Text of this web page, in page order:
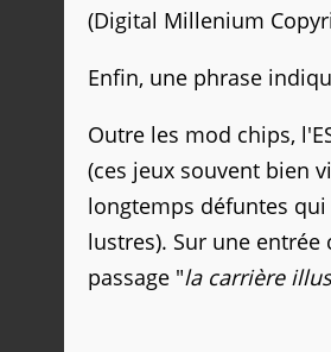
(Digital Millenium
Enfin, une phrase
Outre les mod chips,
(ces jeux souvent bien
longtemps défuntes
lustres). Sur une
passage "la carrière